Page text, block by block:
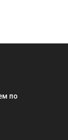
по